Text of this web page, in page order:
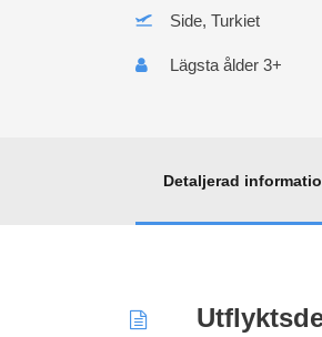
Side, Turkiet
Lägsta ålder 3+
Detaljerad